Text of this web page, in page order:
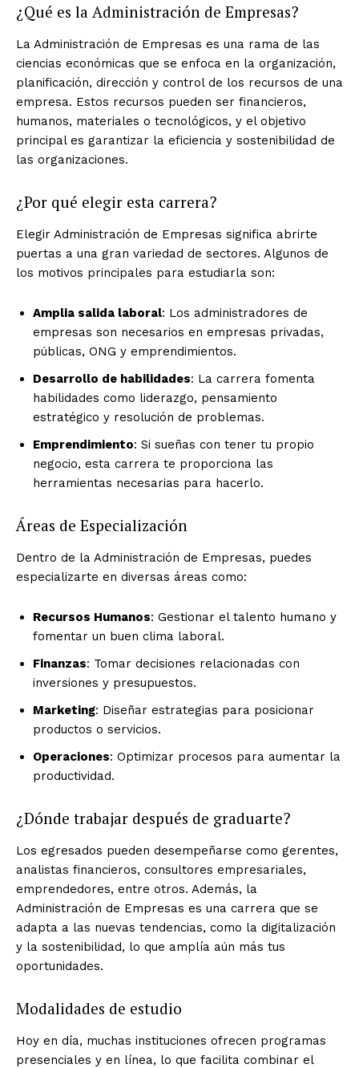
¿Qué es la Administración de Empresas?
La Administración de Empresas es una rama de las
ciencias económicas que se enfoca en la organización,
planificación, dirección y control de los recursos de una
empresa. Estos recursos pueden ser financieros,
humanos, materiales o tecnológicos, y el objetivo
principal es garantizar la eficiencia y sostenibilidad de
las organizaciones.
¿Por qué elegir esta carrera?
Elegir Administración de Empresas significa abrirte
puertas a una gran variedad de sectores. Algunos de
los motivos principales para estudiarla son:
Amplia salida laboral: Los administradores de
empresas son necesarios en empresas privadas,
públicas, ONG y emprendimientos.
Desarrollo de habilidades: La carrera fomenta
habilidades como liderazgo, pensamiento
estratégico y resolución de problemas.
Emprendimiento: Si sueñas con tener tu propio
negocio, esta carrera te proporciona las
herramientas necesarias para hacerlo.
Áreas de Especialización
Dentro de la Administración de Empresas, puedes
especializarte en diversas áreas como:
Recursos Humanos: Gestionar el talento humano y
fomentar un buen clima laboral.
Finanzas: Tomar decisiones relacionadas con
inversiones y presupuestos.
Marketing: Diseñar estrategias para posicionar
productos o servicios.
Operaciones: Optimizar procesos para aumentar la
productividad.
¿Dónde trabajar después de graduarte?
Los egresados pueden desempeñarse como gerentes,
analistas financieros, consultores empresariales,
emprendedores, entre otros. Además, la
Administración de Empresas es una carrera que se
adapta a las nuevas tendencias, como la digitalización
y la sostenibilidad, lo que amplía aún más tus
oportunidades.
Modalidades de estudio
Hoy en día, muchas instituciones ofrecen programas
presenciales y en línea, lo que facilita combinar el